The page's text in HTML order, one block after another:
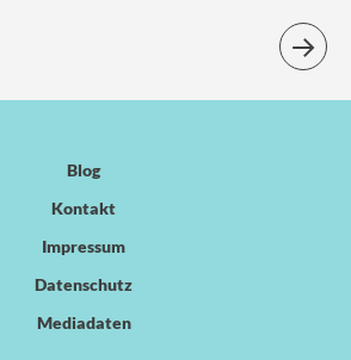
Blog
Kontakt
Impressum
Datenschutz
Mediadaten